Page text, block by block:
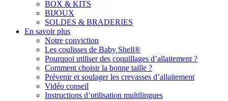
BOX & KITS
BIJOUX
SOLDES & BRADERIES
En savoir plus
Notre conviction
Les coulisses de Baby Shell®
Pourquoi utiliser des coquillages d’allaitement ?
Comment choisir la bonne taille ?
Prévenir et soulager les crevasses d’allaitement
Vidéo conseil
Instructions d’utilisation multilingues